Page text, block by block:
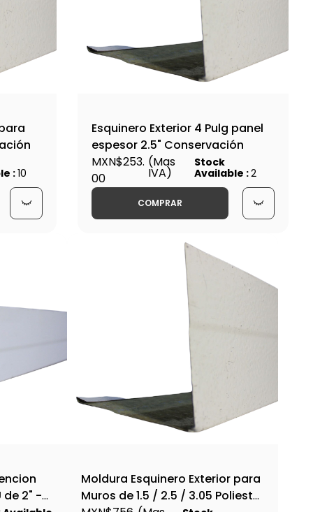
:10
Esquinero Exterior 4 Pulg panel
espesor 2.5" Conservación
MXN$253.
00
(Mas
IVA)
Stock
Available :2
COMPRAR
de 2" -
Moldura Esquinero Exterior para
Muros de 1.5 / 2.5 / 3.05 Poliester